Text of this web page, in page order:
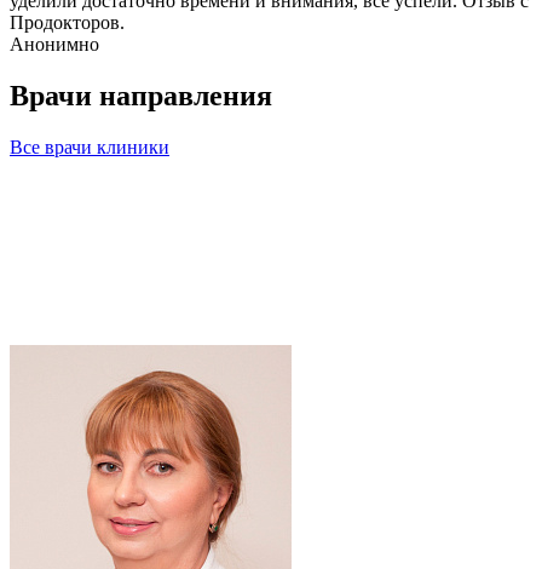
Продокторов.
Анонимно
Врачи направления
Все врачи клиники